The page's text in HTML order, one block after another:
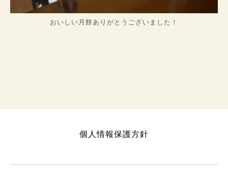
おいしい月餅ありがとうございました！
個人情報保護方針